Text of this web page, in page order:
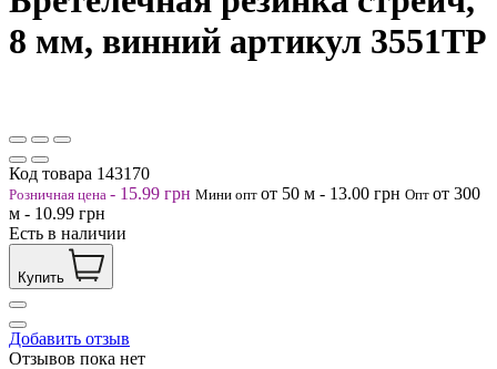
8 мм, винний артикул 3551ТР
Код товара 143170
Розничная цена - 15.99 грн Мини опт от 50 м - 13.00 грн Опт от 300
м - 10.99 грн
Есть в наличии
Купить
Добавить отзыв
Отзывов пока нет